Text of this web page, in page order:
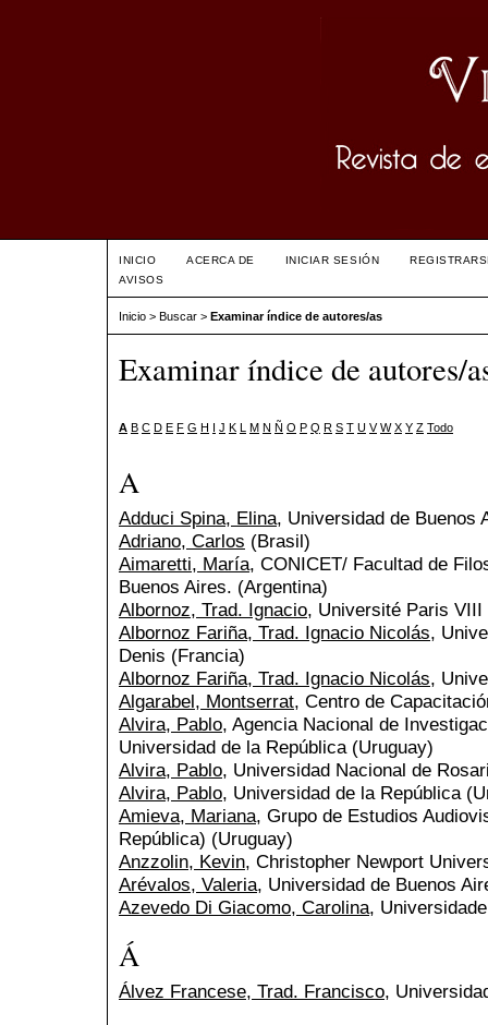
INICIO ACERCA DE INICIAR SESIÓN
AVISOS
Inicio > Buscar > Examinar índice de autores/as
Examinar índice de autores/
A B C D E F G H I J K L M N Ñ O P Q R S T U V W X Y Z Todo
A
Adduci Spina, Elina, Universidad de Buenos
Adriano, Carlos (Brasil)
Aimaretti, María, CONICET/ Facultad de
Buenos Aires. (Argentina)
Albornoz, Trad. Ignacio, Université Paris
Albornoz Fariña, Trad. Ignacio Nicolás,
Denis (Francia)
Albornoz Fariña, Trad. Ignacio Nicolás,
Algarabel, Montserrat, Centro de
Alvira, Pablo, Agencia Nacional de
Universidad de la República (Uruguay)
Alvira, Pablo, Universidad Nacional de
Alvira, Pablo, Universidad de la República
Amieva, Mariana, Grupo de Estudios
República) (Uruguay)
Anzzolin, Kevin, Christopher Newport
Arévalos, Valeria, Universidad de Buenos
Azevedo Di Giacomo, Carolina,
Á
Álvez Francese, Trad. Francisco,